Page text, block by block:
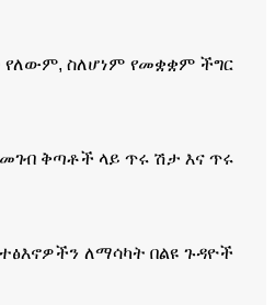
የለውም, ስለሆነም የመቋቋም ችግር
ቅጣቶች ላይ ጥሩ ሽታ እና ጥሩ
ለማሳካት በልዩ ጉዳዮች